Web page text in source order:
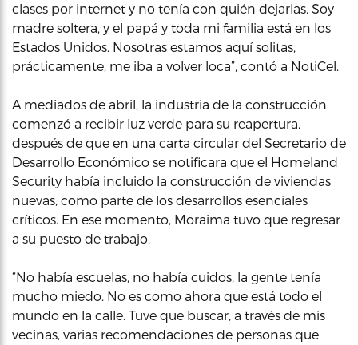
clases por internet y no tenía con quién dejarlas. Soy
madre soltera, y el papá y toda mi familia está en los
Estados Unidos. Nosotras estamos aquí solitas,
prácticamente, me iba a volver loca”, contó a NotiCel.
A mediados de abril, la industria de la construcción
comenzó a recibir luz verde para su reapertura,
después de que en una carta circular del Secretario de
Desarrollo Económico se notificara que el Homeland
Security había incluido la construcción de viviendas
nuevas, como parte de los desarrollos esenciales
críticos. En ese momento, Moraima tuvo que regresar
a su puesto de trabajo.
“No había escuelas, no había cuidos, la gente tenía
mucho miedo. No es como ahora que está todo el
mundo en la calle. Tuve que buscar, a través de mis
vecinas, varias recomendaciones de personas que